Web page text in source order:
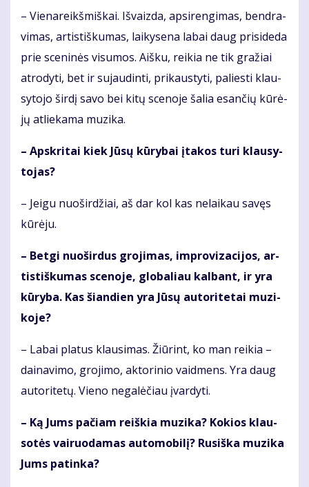
– Vie­na­reikš­miš­kai. Iš­vaiz­da, ap­si­ren­gi­mas, ben­dra­
vi­mas, ar­tis­tiš­ku­mas, lai­ky­se­na la­bai daug pri­si­de­da
prie sce­ni­nės vi­su­mos. Aiš­ku, rei­kia ne tik gra­žiai
at­ro­dy­ti, bet ir su­jau­din­ti, pri­kaus­ty­ti, pa­lies­ti klau­
sy­to­jo šir­dį sa­vo bei ki­tų sce­no­je ša­lia esan­čių kū­rė­
jų at­lie­ka­ma mu­zi­ka.
– Ap­skri­tai kiek Jū­sų kū­ry­bai įta­kos tu­ri klau­sy­
to­jas?
– Jei­gu nuo­šir­džiai, aš dar kol kas ne­lai­kau sa­vęs
kū­rė­ju.
– Bet­gi nuo­šir­dus gro­ji­mas, im­pro­vi­za­ci­jos, ar­
tis­tiš­ku­mas sce­no­je, glo­ba­liau kal­bant, ir yra
kū­ry­ba. Kas šian­dien yra Jū­sų au­to­ri­te­tai mu­zi­
ko­je?
– La­bai pla­tus klau­si­mas. Žiū­rint, ko man rei­kia –
dai­na­vi­mo, gro­ji­mo, ak­to­ri­nio vaid­mens. Yra daug
au­to­ri­te­tų. Vie­no ne­ga­lė­čiau įvar­dy­ti.
– Ką Jums pa­čiam reiš­kia mu­zi­ka? Ko­kios klau­
so­tės vai­ruo­da­mas au­to­mo­bi­lį? Ru­siš­ka mu­zi­ka
Jums pa­tin­ka?